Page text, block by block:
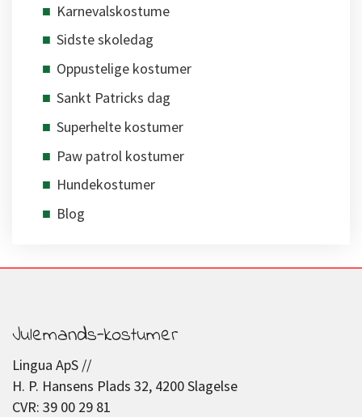
Karnevalskostume
Sidste skoledag
Oppustelige kostumer
Sankt Patricks dag
Superhelte kostumer
Paw patrol kostumer
Hundekostumer
Blog
Julemands-kostumer
Lingua ApS //
H. P. Hansens Plads 32, 4200 Slagelse
CVR: 39 00 29 81